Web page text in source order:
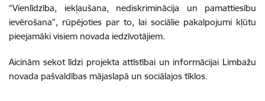
“Vienlīdzība, iekļaušana, nediskriminācija un pamattiesību
ievērošana”, rūpējoties par to, lai sociālie pakalpojumi kļūtu
pieejamāki visiem novada iedzīvotājiem.
Aicinām sekot līdzi projekta attīstībai un informācijai Limbažu
novada pašvaldības mājaslapā un sociālajos tīklos.